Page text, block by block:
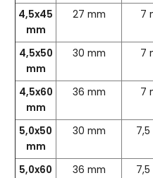
4,5x45
mm
27 mm 7
4,5x50
mm
30 mm 7
4,5x60
mm
36 mm 7
5,0x50
mm
30 mm
5,0x60
36 mm